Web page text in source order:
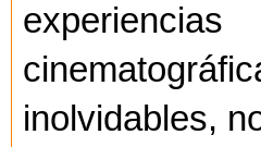
experiencias
inolvidables,